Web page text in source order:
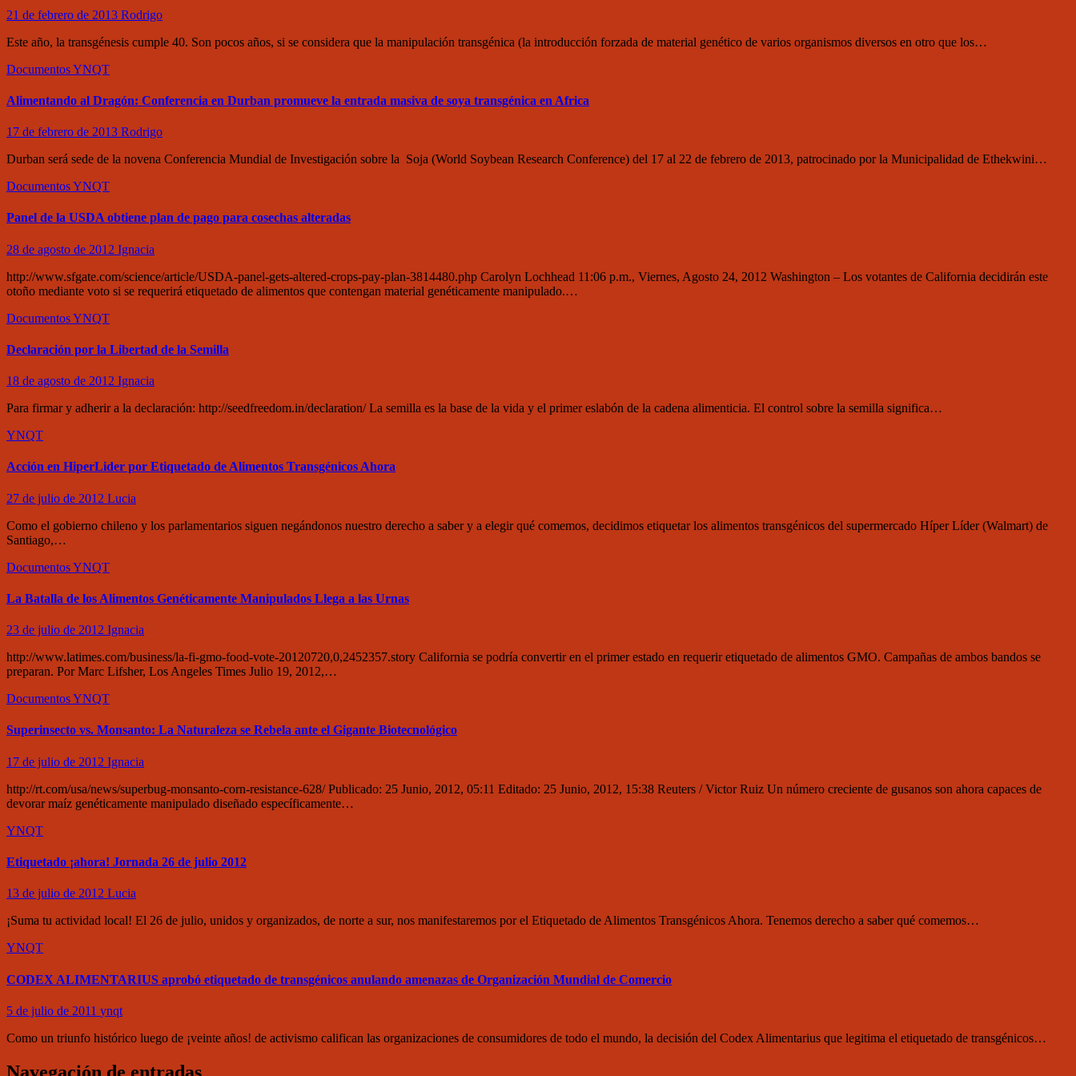
21 de febrero de 2013 Rodrigo
Este año, la transgénesis cumple 40. Son pocos años, si se considera que la manipulación transgénica (la introducción forzada de material genético de varios organismos diversos en otro que los…
DocumentosYNQT
Alimentando al Dragón: Conferencia en Durban promueve la entrada masiva de soya transgénica en Africa
17 de febrero de 2013 Rodrigo
Durban será sede de la novena Conferencia Mundial de Investigación sobre la Soja (World Soybean Research Conference) del 17 al 22 de febrero de 2013, patrocinado por la Municipalidad de Ethekwini…
DocumentosYNQT
Panel de la USDA obtiene plan de pago para cosechas alteradas
28 de agosto de 2012 Ignacia
http://www.sfgate.com/science/article/USDA-panel-gets-altered-crops-pay-plan-3814480.php Carolyn Lochhead 11:06 p.m., Viernes, Agosto 24, 2012 Washington – Los votantes de California decidirán este
otoño mediante voto si se requerirá etiquetado de alimentos que contengan material genéticamente manipulado.…
DocumentosYNQT
Declaración por la Libertad de la Semilla
18 de agosto de 2012 Ignacia
Para firmar y adherir a la declaración: http://seedfreedom.in/declaration/ La semilla es la base de la vida y el primer eslabón de la cadena alimenticia. El control sobre la semilla significa…
YNQT
Acción en HiperLider por Etiquetado de Alimentos Transgénicos Ahora
27 de julio de 2012 Lucia
Como el gobierno chileno y los parlamentarios siguen negándonos nuestro derecho a saber y a elegir qué comemos, decidimos etiquetar los alimentos transgénicos del supermercado Híper Líder (Walmart) de
Santiago,…
DocumentosYNQT
La Batalla de los Alimentos Genéticamente Manipulados Llega a las Urnas
23 de julio de 2012 Ignacia
http://www.latimes.com/business/la-fi-gmo-food-vote-20120720,0,2452357.story California se podría convertir en el primer estado en requerir etiquetado de alimentos GMO. Campañas de ambos bandos se
preparan. Por Marc Lifsher, Los Angeles Times Julio 19, 2012,…
DocumentosYNQT
Superinsecto vs. Monsanto: La Naturaleza se Rebela ante el Gigante Biotecnológico
17 de julio de 2012 Ignacia
http://rt.com/usa/news/superbug-monsanto-corn-resistance-628/ Publicado: 25 Junio, 2012, 05:11 Editado: 25 Junio, 2012, 15:38 Reuters / Victor Ruiz Un número creciente de gusanos son ahora capaces de
devorar maíz genéticamente manipulado diseñado específicamente…
YNQT
Etiquetado ¡ahora! Jornada 26 de julio 2012
13 de julio de 2012 Lucia
¡Suma tu actividad local! El 26 de julio, unidos y organizados, de norte a sur, nos manifestaremos por el Etiquetado de Alimentos Transgénicos Ahora. Tenemos derecho a saber qué comemos…
YNQT
CODEX ALIMENTARIUS aprobó etiquetado de transgénicos anulando amenazas de Organización Mundial de Comercio
5 de julio de 2011 ynqt
Como un triunfo histórico luego de ¡veinte años! de activismo califican las organizaciones de consumidores de todo el mundo, la decisión del Codex Alimentarius que legitima el etiquetado de transgénicos…
Navegación de entradas